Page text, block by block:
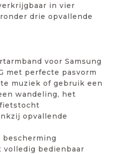
in vier
drie opvallende
voor Samsung
met perfecte pasvorm
muziek of gebruik een
wandeling, het
opvallende
bedienbaar